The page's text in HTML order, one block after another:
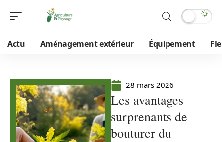
Actu Aménagement extérieur Équipement
28 mars 2026
Les avantages
surprenants de
bouturer du